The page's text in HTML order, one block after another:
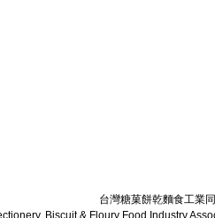
台灣糖菓餅乾麵食工業
Biscuit & Floury Food Industry